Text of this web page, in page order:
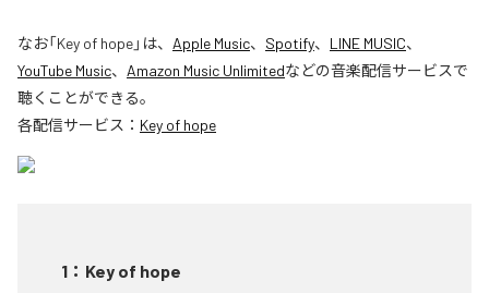
なお「Key of hope」は、 Apple Music、 Spotify、 LINE MUSIC、
YouTube Music、 Amazon Music Unlimitedなどの音楽配信サービスで
聴くことができる。
各配信サービス： Key of hope
1 ： Key of hope